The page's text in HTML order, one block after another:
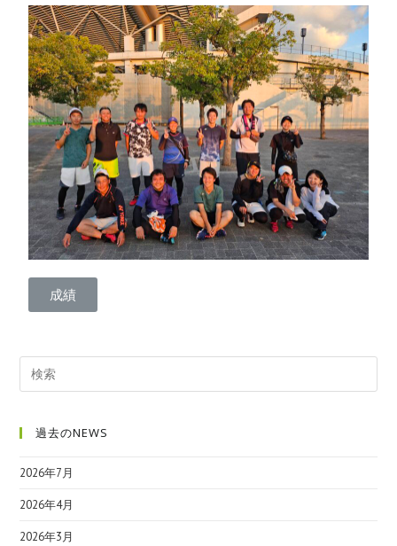
成績
過去のNEWS
2026年7月
2026年4月
2026年3月